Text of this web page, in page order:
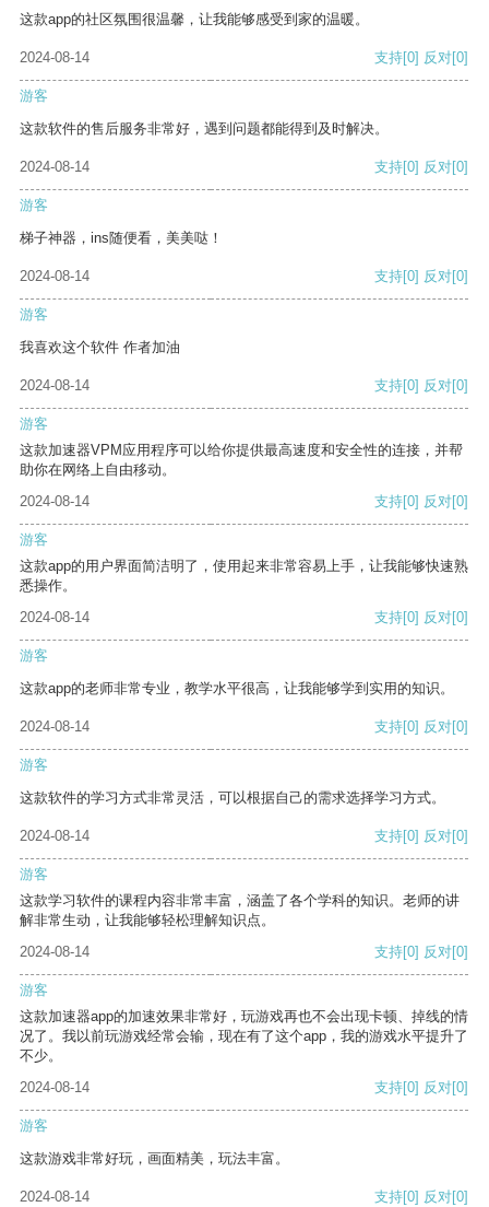
这款app的社区氛围很温馨，让我能够感受到家的温暖。
2024-08-14 支持[0] 反对[0]
游客
这款软件的售后服务非常好，遇到问题都能得到及时解决。
2024-08-14 支持[0] 反对[0]
游客
梯子神器，ins随便看，美美哒！
2024-08-14 支持[0] 反对[0]
游客
我喜欢这个软件 作者加油
2024-08-14 支持[0] 反对[0]
游客
这款加速器VPM应用程序可以给你提供最高速度和安全性的连接，并帮
助你在网络上自由移动。
2024-08-14
支持[0] 反对[0]
游客
这款app的用户界面简洁明了，使用起来非常容易上手，让我能够快速熟
悉操作。
2024-08-14
支持[0] 反对[0]
游客
这款app的老师非常专业，教学水平很高，让我能够学到实用的知识。
2024-08-14 支持[0] 反对[0]
游客
这款软件的学习方式非常灵活，可以根据自己的需求选择学习方式。
2024-08-14 支持[0] 反对[0]
游客
这款学习软件的课程内容非常丰富，涵盖了各个学科的知识。老师的讲
解非常生动，让我能够轻松理解知识点。
2024-08-14
支持[0] 反对[0]
游客
这款加速器app的加速效果非常好，玩游戏再也不会出现卡顿、掉线的情
况了。我以前玩游戏经常会输，现在有了这个app，我的游戏水平提升了
不少。
2024-08-14
支持[0] 反对[0]
游客
这款游戏非常好玩，画面精美，玩法丰富。
2024-08-14 支持[0] 反对[0]